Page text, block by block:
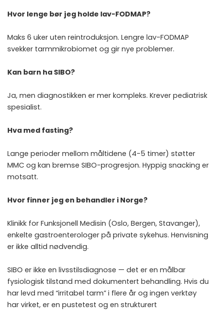
Hvor lenge bør jeg holde lav-FODMAP?
Maks 6 uker uten reintroduksjon. Lengre lav-FODMAP
svekker tarmmikrobiomet og gir nye problemer.
Kan barn ha SIBO?
Ja, men diagnostikken er mer kompleks. Krever pediatrisk
spesialist.
Hva med fasting?
Lange perioder mellom måltidene (4-5 timer) støtter
MMC og kan bremse SIBO-progresjon. Hyppig snacking er
motsatt.
Hvor finner jeg en behandler i Norge?
Klinikk for Funksjonell Medisin (Oslo, Bergen, Stavanger),
enkelte gastroenterologer på private sykehus. Henvisning
er ikke alltid nødvendig.
SIBO er ikke en livsstilsdiagnose — det er en målbar
fysiologisk tilstand med dokumentert behandling. Hvis du
har levd med “irritabel tarm” i flere år og ingen verktøy
har virket, er en pustetest og en strukturert